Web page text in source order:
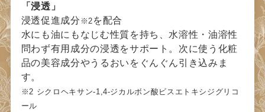
「浸透」
浸透促進成分 ※2 を配合
水にも油にもなじむ性質を持ち、水溶性・油溶性
問わず有用成分の浸透をサポート。次に使う化粧
品の美容成分やうるおいをぐんぐん引き込みま
す。
※2 シクロヘキサン-1,4-ジカルボン酸ビスエトキシジグリコ
ール